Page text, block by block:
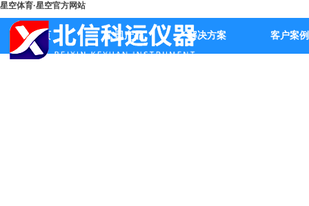
星空体育·星空官方网站
首页 公司产品 解决方案 客户案例